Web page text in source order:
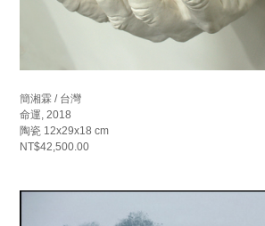
簡湘霖 / 台灣
命運, 2018
陶瓷 12x29x18 cm
NT$42,500.00